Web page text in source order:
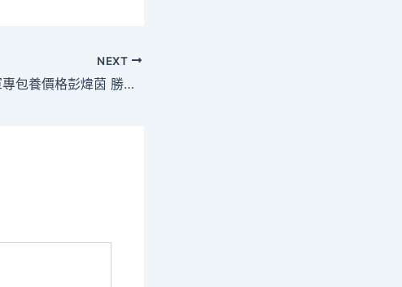
NEXT
“新空下”亞軍專包養價格彭煒茵 勝利轉戰《決戰好聲》